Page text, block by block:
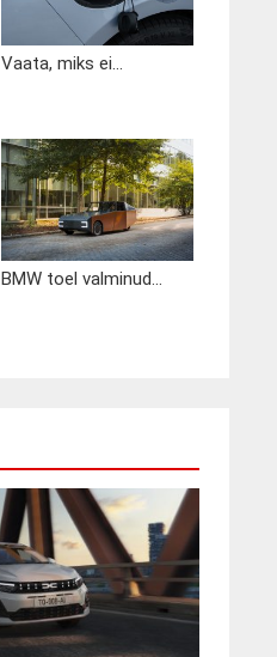
Vaata, miks ei...
BMW toel valminud...